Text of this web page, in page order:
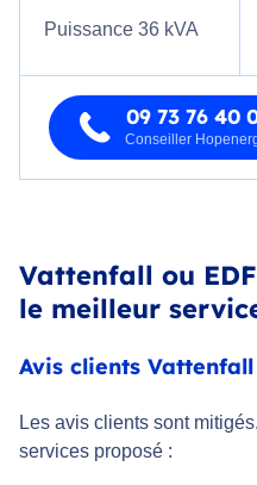
Puissance 36 kVA
09 73 76 40
Conseiller
Vattenfall ou
le meilleur
Avis clients Vattenfall
Les avis clients sont
services proposé :